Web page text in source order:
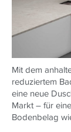
Mit dem
reduziertem
eine neue
Markt – für
Bodenbelag